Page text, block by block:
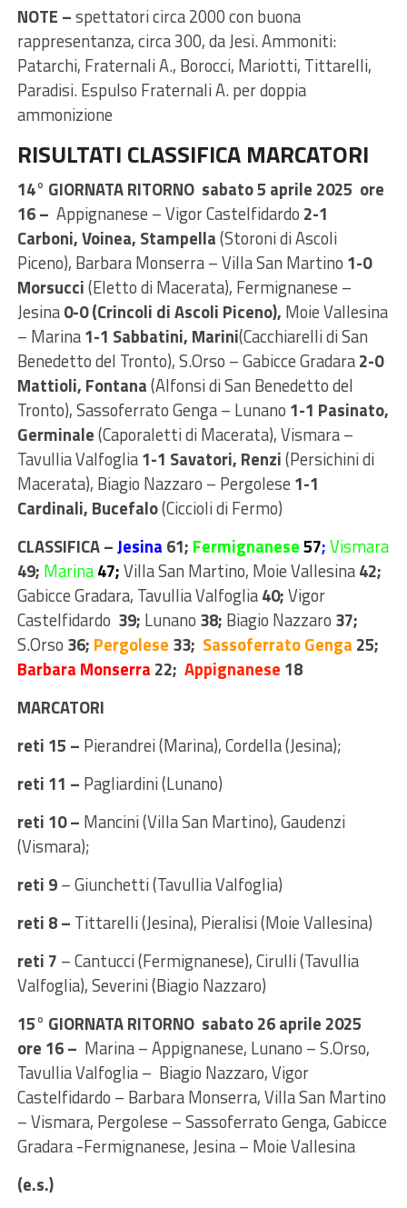
NOTE –spettatori circa 2000 con buona
rappresentanza, circa 300, da Jesi. Ammoniti:
Patarchi, Fraternali A., Borocci, Mariotti, Tittarelli,
Paradisi. Espulso Fraternali A. per doppia
ammonizione
RISULTATI CLASSIFICA MARCATORI
14° GIORNATA RITORNO sabato 5 aprile 2025 ore
16 – Appignanese – Vigor Castelfidardo 2-1
Carboni, Voinea, Stampella(Storoni di Ascoli
Piceno), Barbara Monserra – Villa San Martino 1-0
Morsucci(Eletto di Macerata), Fermignanese –
Jesina0-0 (Crincoli di Ascoli Piceno), Moie Vallesina
– Marina1-1 Sabbatini, Marini(Cacchiarelli di San
Benedetto del Tronto), S.Orso – Gabicce Gradara2-0
Mattioli, Fontana(Alfonsi di San Benedetto del
Tronto), Sassoferrato Genga – Lunano 1-1 Pasinato,
Germinale(Caporaletti di Macerata), Vismara –
Tavullia Valfoglia1-1 Savatori, Renzi(Persichini di
Macerata), Biagio Nazzaro – Pergolese 1-1
Cardinali, Bucefalo(Ciccioli di Fermo)
CLASSIFICA –Jesina 61; Fermignanese57;Vismara
49; Marina47;Villa San Martino, Moie Vallesina42;
Gabicce Gradara, Tavullia Valfoglia40;Vigor
Castelfidardo 39; Lunano 38; Biagio Nazzaro 37;
S.Orso 36; Pergolese 33; SassoferratoGenga 25;
Barbara Monserra 22; Appignanese 18
MARCATORI
reti 15 – Pierandrei (Marina), Cordella (Jesina);
reti 11 – Pagliardini (Lunano)
reti 10 – Mancini (Villa San Martino), Gaudenzi
(Vismara);
reti 9– Giunchetti (Tavullia Valfoglia)
reti 8 – Tittarelli (Jesina), Pieralisi (Moie Vallesina)
reti 7 – Cantucci (Fermignanese), Cirulli (Tavullia
Valfoglia), Severini (Biagio Nazzaro)
15° GIORNATA RITORNO sabato 26 aprile 2025
ore 16 – Marina – Appignanese, Lunano – S.Orso,
Tavullia Valfoglia – Biagio Nazzaro, Vigor
Castelfidardo – Barbara Monserra, Villa San Martino
– Vismara, Pergolese – Sassoferrato Genga, Gabicce
Gradara -Fermignanese, Jesina – Moie Vallesina
(e.s.)